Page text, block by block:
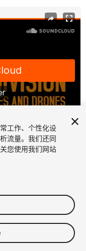
工作、个性化设
流量。我们还同
您使用我们网站